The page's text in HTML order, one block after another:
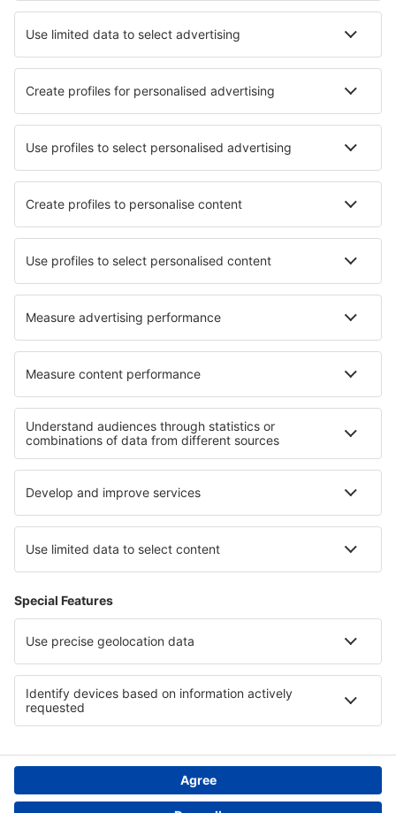
Cazare în Quito Cazare în Salinas
Cazare în Guayaquil Cazare în Manta
Cazare în Atacames Cazare în Montañita
Cazare în Macara
Cele mai bune locuri de cazare - orașe
Cazare în Weasenham Cazare în Pontelatone
Cazare în Ansonia Cazare în Chiddingfold
Cazare în Theologos Cazare în Coochiemudlo
Cazare în Mittelhausen Cazare în Campobello di Licata
Cele mai bune locuri de cazare - regiuni
Cazare în Tobago Cazare in Guvernoratul Al Bahr al Ahmar
Cazare în Qatar Cazare in Cajamarca